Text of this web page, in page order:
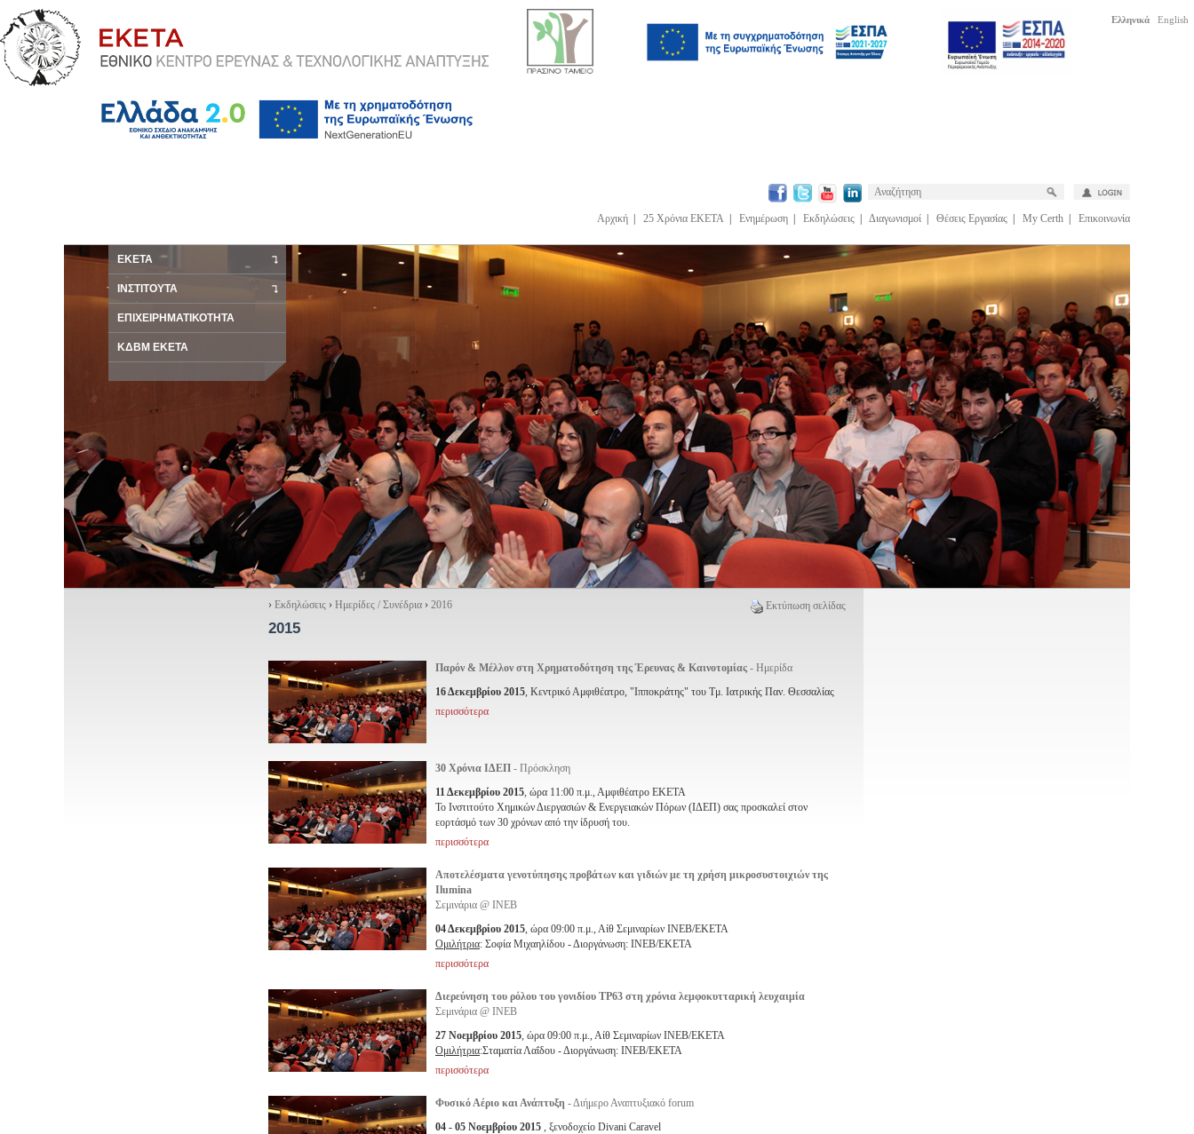
Ελληνικά English
Αρχική 25 Χρόνια ΕΚΕΤΑ Ενημέρωση Εκδηλώσεις Διαγωνισμοί Θέσεις Εργασίας My Certh Επικοινωνία
ΕΚΕΤΑ
ΙΝΣΤΙΤΟΥΤΑ
ΕΠΙΧΕΙΡΗΜΑΤΙΚΟΤΗΤΑ
ΚΔΒΜ ΕΚΕΤΑ
Εκτύπωση σελίδας
› Εκδηλώσεις › Ημερίδες / Συνέδρια › 2016
2015
Παρόν & Μέλλον στη Χρηματοδότηση της Έρευνας & Καινοτομίας - Ημερίδα
16 Δεκεμβρίου 2015, Κεντρικό Αμφιθέατρο, "Ιπποκράτης" του Τμ. Ιατρικής Παν. Θεσσαλίας
περισσότερα
30 Χρόνια ΙΔΕΠ - Πρόσκληση
11 Δεκεμβρίου 2015, ώρα 11:00 π.μ., Αμφιθέατρο ΕΚΕΤΑ
Το Ινστιτούτο Χημικών Διεργασιών & Ενεργειακών Πόρων (ΙΔΕΠ) σας προσκαλεί στον
εορτάσμό των 30 χρόνων από την ίδρυσή του.
περισσότερα
Αποτελέσματα γενοτύπησης προβάτων και γιδιών με τη χρήση μικροσυστοιχιών της
Ilumina
Σεμινάρια @ ΙΝΕΒ
04 Δεκεμβρίου 2015, ώρα 09:00 π.μ., Αίθ Σεμιναρίων ΙΝΕΒ/ΕΚΕΤΑ
Ομιλήτρια: Σοφία Μιχαηλίδου - Διοργάνωση: ΙΝΕΒ/ΕΚΕΤΑ
περισσότερα
Διερεύνηση του ρόλου του γονιδίου TP63 στη χρόνια λεμφοκυτταρική λευχαιμία
Σεμινάρια @ ΙΝΕΒ
27 Νοεμβρίου 2015, ώρα 09:00 π.μ., Αίθ Σεμιναρίων ΙΝΕΒ/ΕΚΕΤΑ
Ομιλήτρια:Σταματία Λαΐδου - Διοργάνωση: ΙΝΕΒ/ΕΚΕΤΑ
περισσότερα
Φυσικό Αέριο και Ανάπτυξη - Διήμερο Αναπτυξιακό forum
04 - 05 Νοεμβρίου 2015 , ξενοδοχείο Divani Caravel